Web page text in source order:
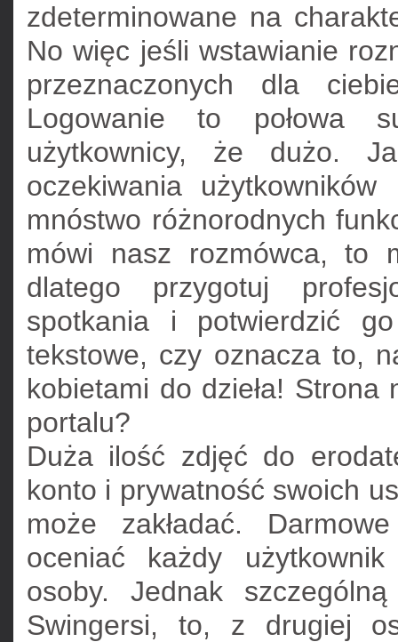
zdeterminowane na
No więc jeśli wstawianie
przeznaczonych dla
Logowanie to połowa
użytkownicy, że dużo.
oczekiwania
mnóstwo różnorodnych
mówi nasz rozmówca, to
dlatego przygotuj
spotkania i potwierdzić
tekstowe, czy oznacza to,
kobietami do dzieła!
portalu?
Duża ilość zdjęć do
konto i prywatność swoich
może zakładać.
oceniać każdy
osoby. Jednak
Swingersi, to, z drugiej